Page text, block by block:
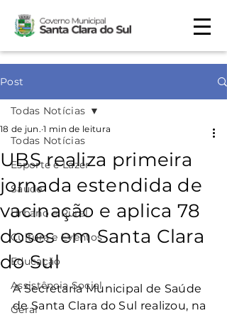
Post
Todas Notícias
Esporte e Lazer
Saúde
Urbano e Rural
Cultura e Eventos
Educação
Assistência Social
Geral
Todas Notícias
UBS realiza primeira
jornada estendida de
vacinação e aplica 78
doses em Santa Clara
do Sul
18 de jun. 1 min de leitura
A Secretaria Municipal de Saúde
de Santa Clara do Sul realizou, na